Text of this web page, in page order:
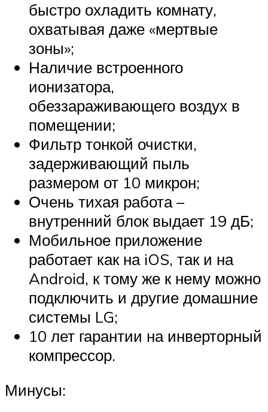
быстро охладить комнату,
охватывая даже «мертвые
зоны»;
Наличие встроенного
ионизатора,
обеззараживающего воздух в
помещении;
Фильтр тонкой очистки,
задерживающий пыль
размером от 10 микрон;
Очень тихая работа –
внутренний блок выдает 19 дБ;
Мобильное приложение
работает как на iOS, так и на
Android, к тому же к нему можно
подключить и другие домашние
системы LG;
10 лет гарантии на инверторный
компрессор.
Минусы: